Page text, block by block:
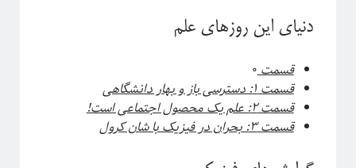
منظور از پدیدارگی در سیستم‌های پیچیده چیست؟
درباره سامانه‌های پیچیده
فلسفه ترکیب یا فرایند مکانیکی خلق یک اثر هنری
پاره شدن نخ‌های واسطه بین چند جرم آویزان
دنیای این روزهای علم
قسمت۰
قسمت ۱: دسترسی باز و بهار دانشگاهی
قسمت ۲: علم یک محصول اجتماعی است!
قسمت ۳: بحران در فیزیک با شان کرول